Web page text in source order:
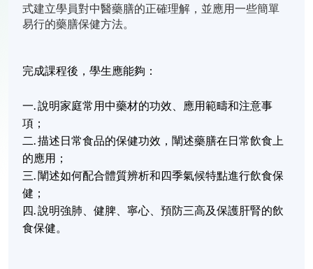
式建立學員對中醫藥膳的正確理解，並應用一些簡單
易行的藥膳保健方法。
完成課程後，學生應能夠：
一. 說明家庭常用中藥材的功效、應用範疇和注意事
項；
二.描述日常食品的保健功效，闡述藥膳在日常飲食上
的應用；
三. 闡述如何配合體質辨析和四季氣候特點進行飲食保
健；
四. 說明強肺、健脾、寧心、預防三高及保護肝腎的飲
食保健。